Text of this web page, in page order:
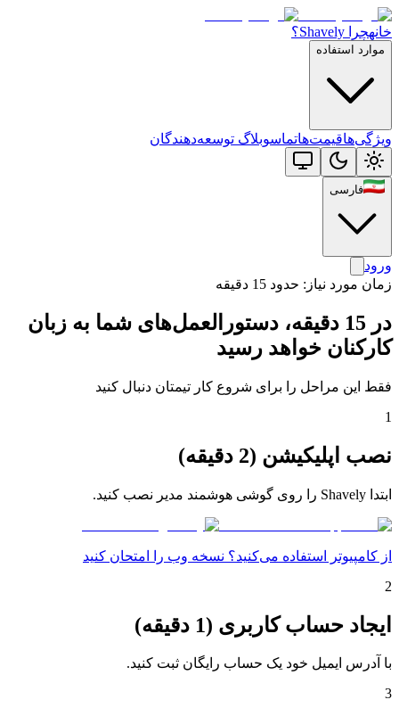
خانهچرا Shavely؟
موارد استفاده
ویژگی‌هاقیمت‌هاتماسوبلاگ توسعه‌دهندگان
فارسی
ورود
زمان مورد نیاز: حدود 15 دقیقه
در 15 دقیقه، دستورالعمل‌های شما به زبان
کارکنان خواهد رسید
فقط این مراحل را برای شروع کار تیمتان دنبال کنید
1
نصب اپلیکیشن (2 دقیقه)
ابتدا Shavely را روی گوشی هوشمند مدیر نصب کنید.
از کامپیوتر استفاده می‌کنید؟ نسخه وب را امتحان کنید
2
ایجاد حساب کاربری (1 دقیقه)
با آدرس ایمیل خود یک حساب رایگان ثبت کنید.
3